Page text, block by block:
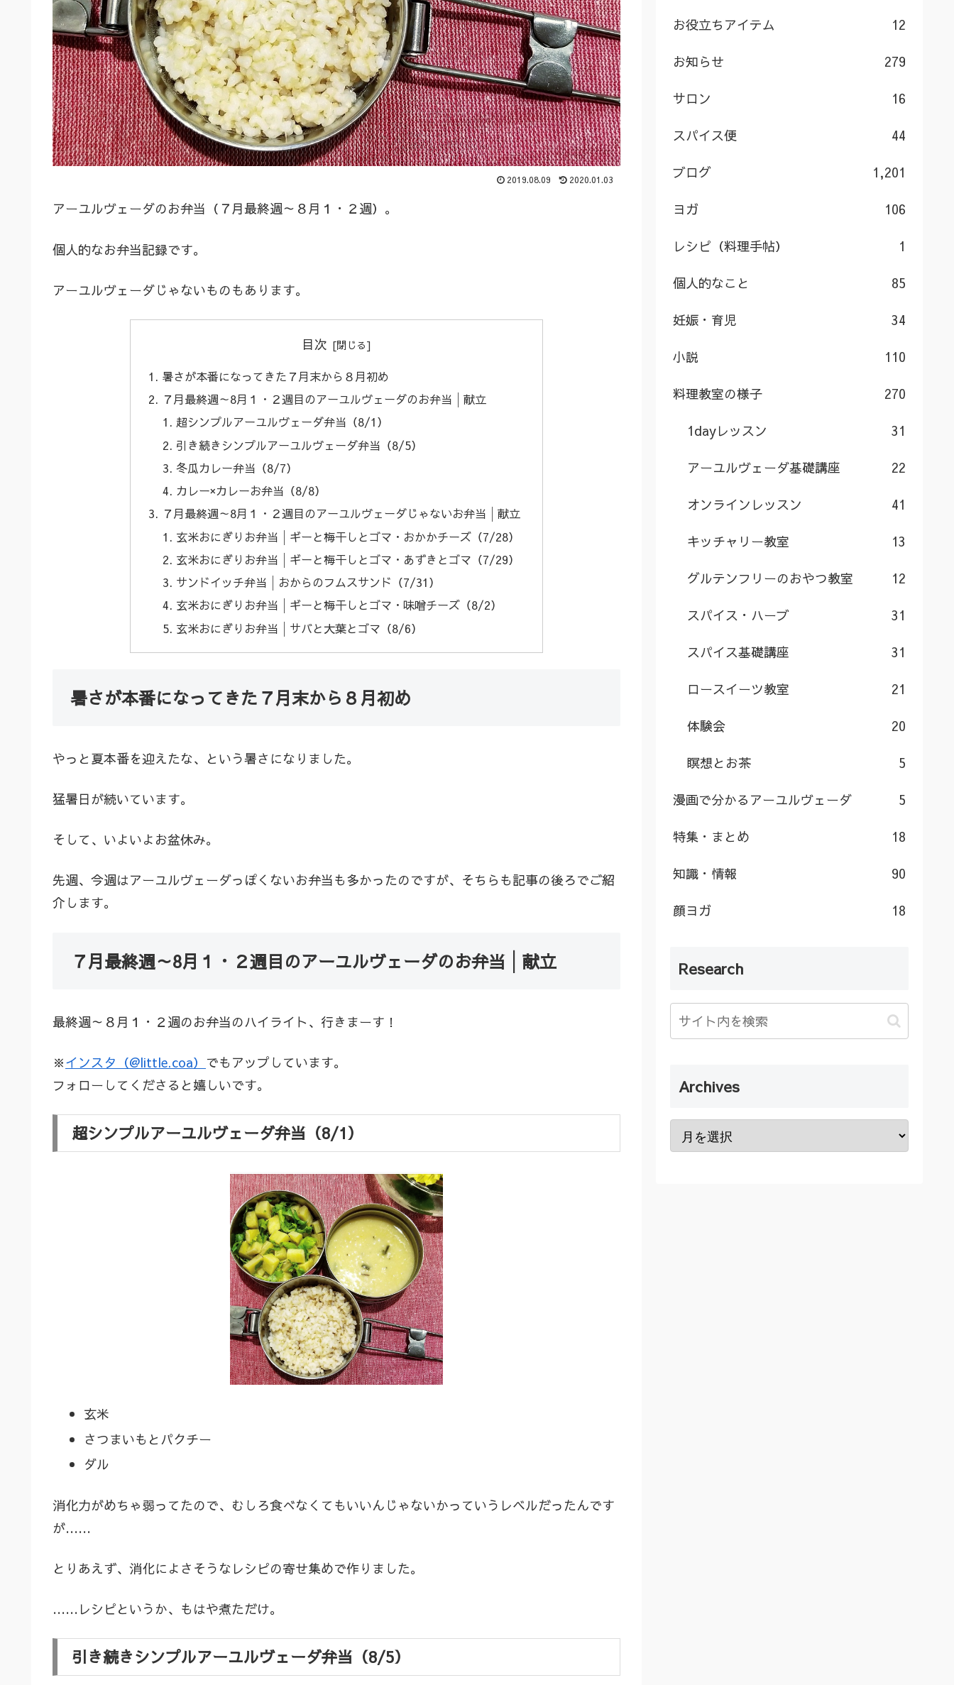
2019.08.09 2020.01.03
アーユルヴェーダのお弁当（７月最終週～８月１・２週）。
個人的なお弁当記録です。
アーユルヴェーダじゃないものもあります。
目次
暑さが本番になってきた７月末から８月初め
７月最終週～8月１・２週目のアーユルヴェーダのお弁当│献立
超シンプルアーユルヴェーダ弁当（8/1）
引き続きシンプルアーユルヴェーダ弁当（8/5）
冬瓜カレー弁当（8/7）
カレー×カレーお弁当（8/8）
７月最終週～8月１・２週目のアーユルヴェーダじゃないお弁当│献立
玄米おにぎりお弁当│ギーと梅干しとゴマ・おかかチーズ（7/28）
玄米おにぎりお弁当│ギーと梅干しとゴマ・あずきとゴマ（7/29）
サンドイッチ弁当│おからのフムスサンド（7/31）
玄米おにぎりお弁当│ギーと梅干しとゴマ・味噌チーズ（8/2）
玄米おにぎりお弁当│サバと大葉とゴマ（8/6）
暑さが本番になってきた７月末から８月初め
やっと夏本番を迎えたな、という暑さになりました。
猛暑日が続いています。
そして、いよいよお盆休み。
先週、今週はアーユルヴェーダっぽくないお弁当も多かったのですが、そちらも記事の後ろでご紹
介します。
７月最終週～8月１・２週目のアーユルヴェーダのお弁当│献立
最終週～８月１・２週のお弁当のハイライト、行きまーす！
※インスタ（@little.coa） でもアップしています。
フォローしてくださると嬉しいです。
超シンプルアーユルヴェーダ弁当（8/1）
玄米
さつまいもとパクチー
ダル
消化力がめちゃ弱ってたので、むしろ食べなくてもいいんじゃないかっていうレベルだったんです
が……
とりあえず、消化によさそうなレシピの寄せ集めで作りました。
……レシピというか、もはや煮ただけ。
引き続きシンプルアーユルヴェーダ弁当（8/5）
お役立ちアイテム 12
お知らせ 279
サロン 16
スパイス便 44
ブログ 1,201
ヨガ 106
レシピ（料理手帖） 1
個人的なこと 85
妊娠・育児 34
小説 110
料理教室の様子 270
1dayレッスン 31
アーユルヴェーダ基礎講座 22
オンラインレッスン 41
キッチャリー教室 13
グルテンフリーのおやつ教室 12
スパイス・ハーブ 31
スパイス基礎講座 31
ロースイーツ教室 21
体験会 20
瞑想とお茶 5
漫画で分かるアーユルヴェーダ 5
特集・まとめ 18
知識・情報 90
顔ヨガ 18
Research
Archives